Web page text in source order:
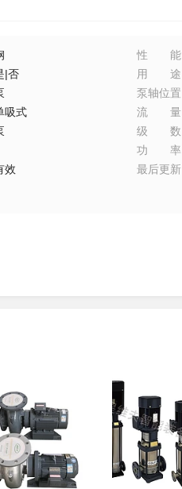
性能
|否 用途
泵轴位置
吸式 流量
级数
功率
效 最后更新